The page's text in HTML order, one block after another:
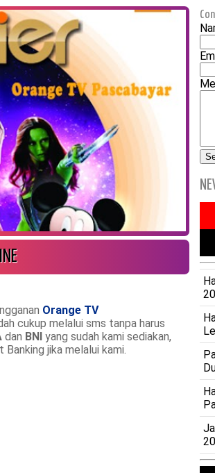
Orange TV
cukup melalui sms tanpa harus
dan BNI yang sudah kami sediakan,
jika melalui kami.